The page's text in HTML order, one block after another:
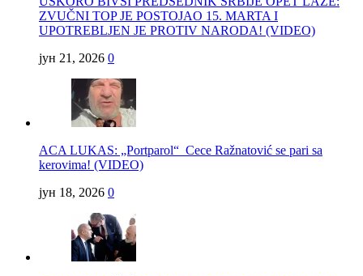
ZVUČNI TOP JE POSTOJAO 15. MARTA I
UPOTREBLJEN JE PROTIV NARODA! (VIDEO)
јун 21, 2026 0
ACA LUKAS: „Portparol“ Cece Ražnatović se pari sa
kerovima! (VIDEO)
јун 18, 2026 0